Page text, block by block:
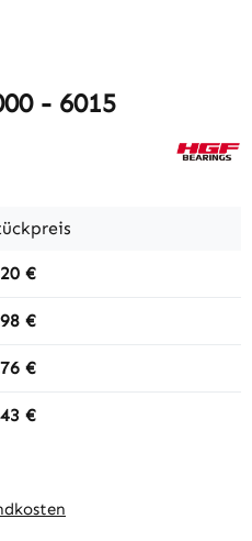
- 6015
€
€
€
€